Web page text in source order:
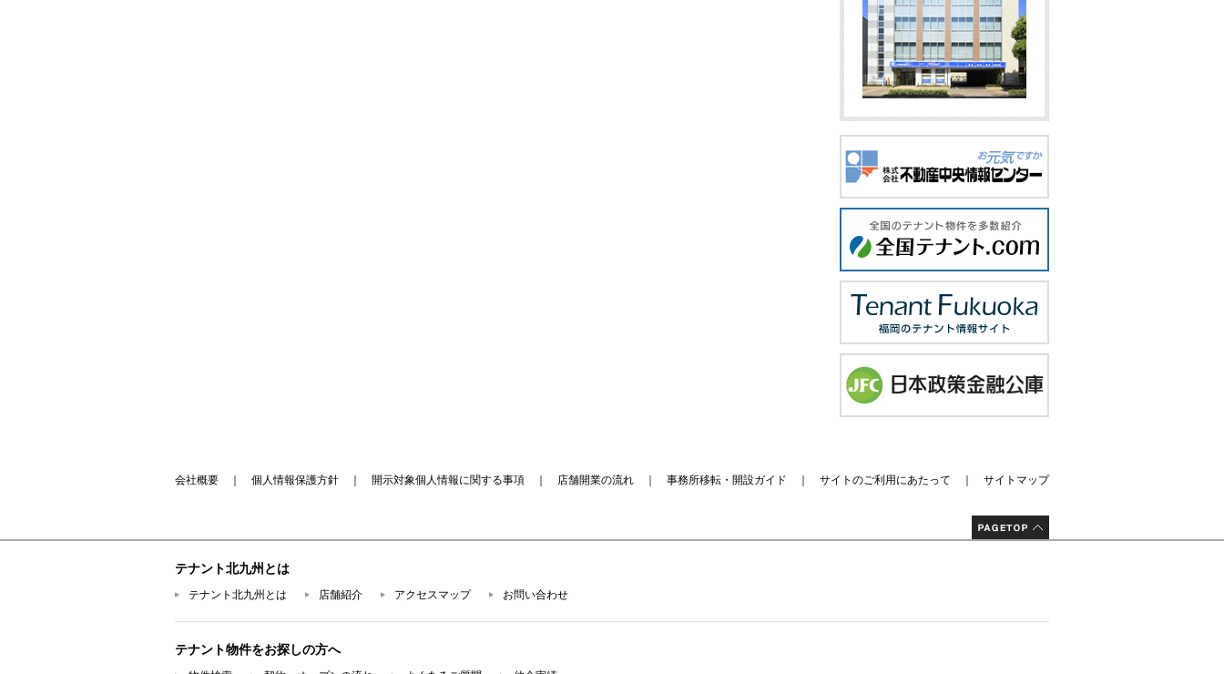
会社概要 個人情報保護方針 開示対象個人情報に関する事項 店舗開業の流れ 事務所移転・開設ガイド サイトのご利用にあたって サイトマップ
テナント北九州とは
テナント北九州とは 店舗紹介 アクセスマップ お問い合わせ
テナント物件をお探しの方へ